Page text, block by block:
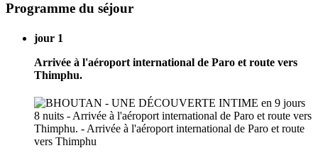
Programme du séjour
jour 1
Arrivée à l'aéroport international de Paro et route vers
Thimphu.